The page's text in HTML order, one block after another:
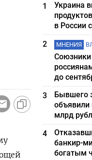
1
Украина
в России
2
МНЕНИЯ
до
3
Бывшего
объявили
млрд
4
банкир-
богатым